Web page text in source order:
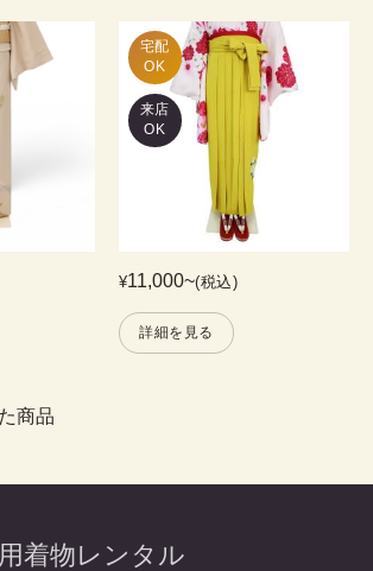
宅配
OK
来店
OK
¥11,000~(税込)
詳細を見る
商品
着物レンタル